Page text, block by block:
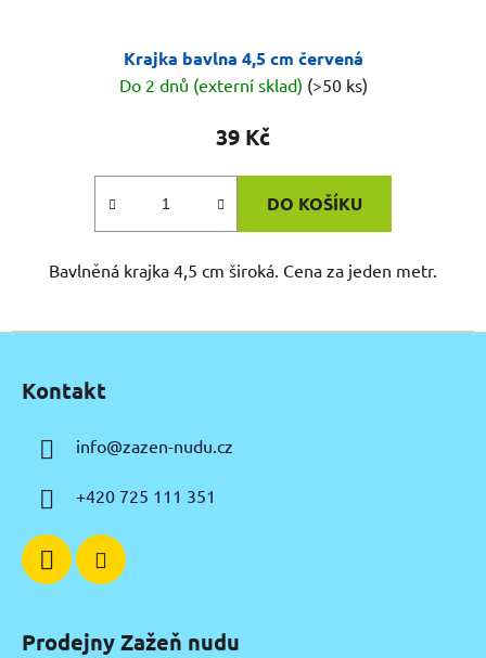
Krajka bavlna 4,5 cm červená
Do 2 dnů (externí sklad) (>50 ks)
39 Kč
DO KOŠÍKU
Bavlněná krajka 4,5 cm široká. Cena za jeden metr.
Kontakt
info@zazen-nudu.cz
+420 725 111 351
Prodejny Zažeň nudu